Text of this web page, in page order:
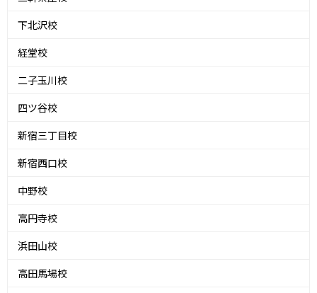
下北沢校
経堂校
二子玉川校
四ツ谷校
新宿三丁目校
新宿西口校
中野校
高円寺校
浜田山校
高田馬場校